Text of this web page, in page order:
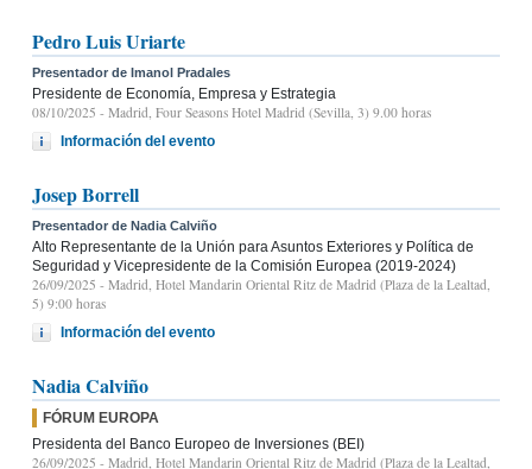
Pedro Luis Uriarte
Presentador de Imanol Pradales
Presidente de Economía, Empresa y Estrategia
08/10/2025 - Madrid, Four Seasons Hotel Madrid (Sevilla, 3) 9.00 horas
Información del evento
Josep Borrell
Presentador de Nadia Calviño
Alto Representante de la Unión para Asuntos Exteriores y Política de
Seguridad y Vicepresidente de la Comisión Europea (2019-2024)
26/09/2025 - Madrid, Hotel Mandarin Oriental Ritz de Madrid (Plaza de la Lealtad,
5) 9:00 horas
Información del evento
Nadia Calviño
FÓRUM EUROPA
Presidenta del Banco Europeo de Inversiones (BEI)
26/09/2025 - Madrid, Hotel Mandarin Oriental Ritz de Madrid (Plaza de la Lealtad,